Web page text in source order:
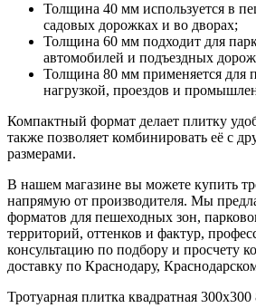
Толщина 40 мм используется в
садовых дорожках и во дворах;
Толщина 60 мм подходит для
автомобилей и подъездных
Толщина 80 мм применяется для
нагрузкой, проездов и
Компактный формат делает плитку
также позволяет комбинировать её с
размерами.
В нашем магазине вы можете купить
напрямую от производителя. Мы
форматов для пешеходных зон,
территорий, оттенков и фактур,
консультацию по подбору и просчету
доставку по Краснодару,
Тротуарная плитка квадратная